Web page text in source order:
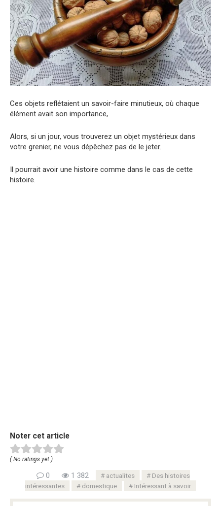
Ces objets reflétaient un savoir-faire minutieux, où chaque
élément avait son importance,
Alors, si un jour, vous trouverez un objet mystérieux dans
votre grenier, ne vous dépêchez pas de le jeter.
Il pourrait avoir une histoire comme dans le cas de cette
histoire.
Noter cet article
( No ratings yet )
0 1 382 actualites
Des histoires
intéressantes
domestique Intéressant à savoir